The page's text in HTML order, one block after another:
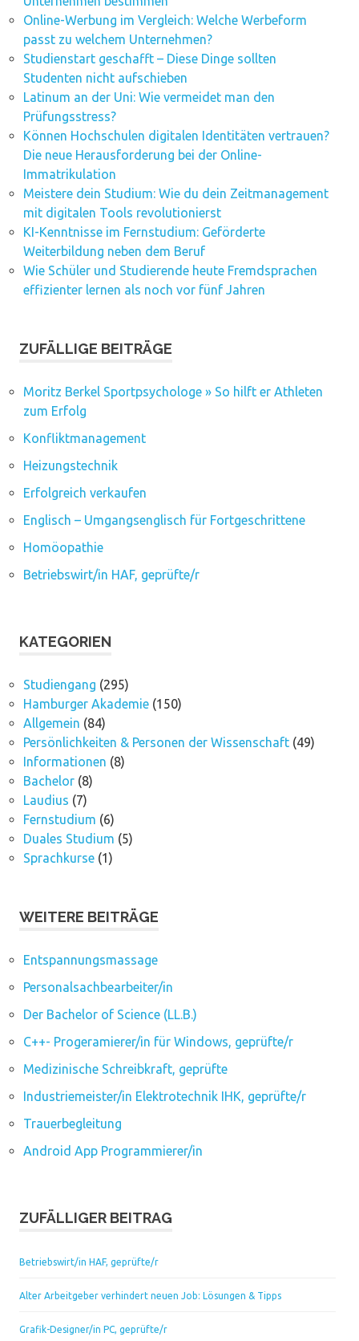
Online-Werbung im Vergleich: Welche Werbeform
passt zu welchem Unternehmen?
Studienstart geschafft – Diese Dinge sollten
Studenten nicht aufschieben
Latinum an der Uni: Wie vermeidet man den
Prüfungsstress?
Können Hochschulen digitalen Identitäten vertrauen?
Die neue Herausforderung bei der Online-
Immatrikulation
Meistere dein Studium: Wie du dein Zeitmanagement
mit digitalen Tools revolutionierst
KI-Kenntnisse im Fernstudium: Geförderte
Weiterbildung neben dem Beruf
Wie Schüler und Studierende heute Fremdsprachen
effizienter lernen als noch vor fünf Jahren
ZUFÄLLIGE BEITRÄGE
Moritz Berkel Sportpsychologe » So hilft er Athleten
zum Erfolg
Konfliktmanagement
Heizungstechnik
Erfolgreich verkaufen
Englisch – Umgangsenglisch für Fortgeschrittene
Homöopathie
Betriebswirt/in HAF, geprüfte/r
KATEGORIEN
Studiengang (295)
Hamburger Akademie(150)
Allgemein (84)
Persönlichkeiten & Personen der Wissenschaft(49)
Informationen (8)
Bachelor(8)
Laudius (7)
Fernstudium (6)
Duales Studium (5)
Sprachkurse(1)
WEITERE BEITRÄGE
Entspannungsmassage
Personalsachbearbeiter/in
Der Bachelor of Science (LL.B.)
C++- Progeramierer/in für Windows, geprüfte/r
Medizinische Schreibkraft, geprüfte
Industriemeister/in Elektrotechnik IHK, geprüfte/r
Trauerbegleitung
Android App Programmierer/in
ZUFÄLLIGER BEITRAG
Betriebswirt/in HAF, geprüfte/r
Alter Arbeitgeber verhindert neuen Job: Lösungen & Tipps
Grafik-Designer/in PC, geprüfte/r